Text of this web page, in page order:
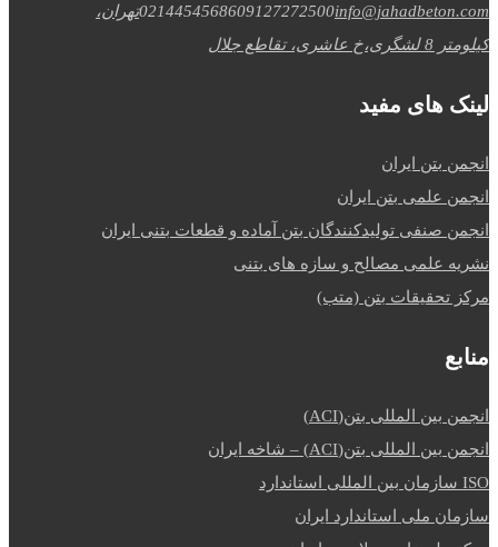
0214454568609127272500info@jahadbeton.com
تهران،
کیلومتر 8 لشگری،خ عاشری، تقاطع جلال
لینک های مفید
انجمن بتن ایران
انجمن علمی بتن ایران
انجمن صنفی تولیدکنندگان بتن آماده و قطعات بتنی ایران
نشریه علمی مصالح و سازه های بتنی
مرکز تحقیقات بتن (متب)
منابع
انجمن بین المللی بتن(ACI)
انجمن بین المللی بتن(ACI) – شاخه ایران
ISO سازمان بین المللی استاندارد
سازمان ملی استاندارد ایران